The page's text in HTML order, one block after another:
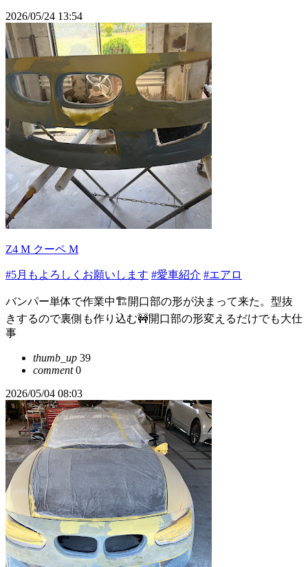
2026/05/24 13:54
Z4 M クーペ M
#5月もよろしくお願いします #愛車紹介 #エアロ
バンパー単体で作業中🏗️開口部の形が決まって来た。型抜
きするので裏側も作り込む🚧開口部の形変えるだけでも大仕
事
thumb_up 39
comment0
2026/05/04 08:03